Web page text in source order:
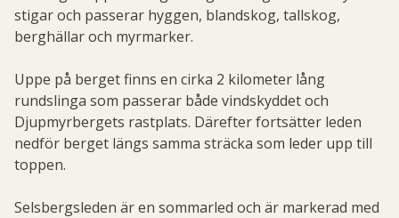
stigar och passerar hyggen, blandskog, tallskog,
berghällar och myrmarker.
Uppe på berget finns en cirka 2 kilometer lång
rundslinga som passerar både vindskyddet och
Djupmyrbergets rastplats. Därefter fortsätter leden
nedför berget längs samma sträcka som leder upp till
toppen.
Selsbergsleden är en sommarled och är markerad med